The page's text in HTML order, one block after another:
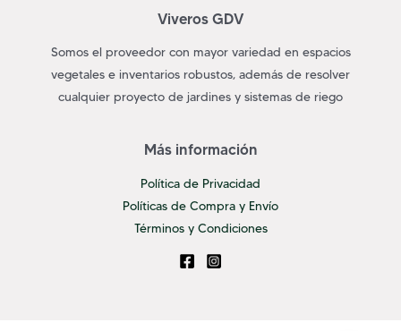
Viveros GDV
Somos el proveedor con mayor variedad en espacios
vegetales e inventarios robustos, además de resolver
cualquier proyecto de jardines y sistemas de riego
Más información
Política de Privacidad
Políticas de Compra y Envío
Términos y Condiciones